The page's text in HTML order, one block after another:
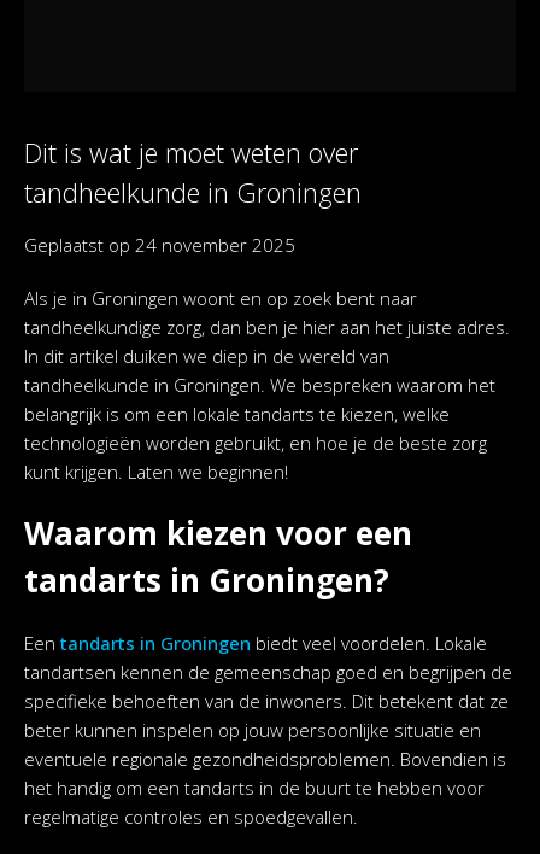
Dit is wat je moet weten over
tandheelkunde in Groningen
Geplaatst op 24 november 2025
Als je in Groningen woont en op zoek bent naar
tandheelkundige zorg, dan ben je hier aan het juiste adres.
In dit artikel duiken we diep in de wereld van
tandheelkunde in Groningen. We bespreken waarom het
belangrijk is om een lokale tandarts te kiezen, welke
technologieën worden gebruikt, en hoe je de beste zorg
kunt krijgen. Laten we beginnen!
Waarom kiezen voor een
tandarts in Groningen?
Een tandarts in Groningen biedt veel voordelen. Lokale
tandartsen kennen de gemeenschap goed en begrijpen de
specifieke behoeften van de inwoners. Dit betekent dat ze
beter kunnen inspelen op jouw persoonlijke situatie en
eventuele regionale gezondheidsproblemen. Bovendien is
het handig om een tandarts in de buurt te hebben voor
regelmatige controles en spoedgevallen.